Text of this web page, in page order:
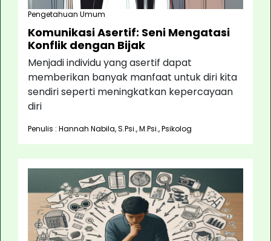
Pengetahuan Umum
Komunikasi Asertif: Seni Mengatasi
Konflik dengan Bijak
Menjadi individu yang asertif dapat
memberikan banyak manfaat untuk diri kita
sendiri seperti meningkatkan kepercayaan
diri
Penulis : Hannah Nabila, S.Psi., M.Psi., Psikolog